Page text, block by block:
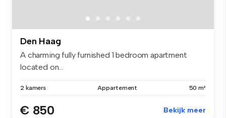
Den Haag
A charming fully furnished 1 bedroom apartment
located on...
2 kamers Appartement 50 m²
€ 850 Bekijk meer